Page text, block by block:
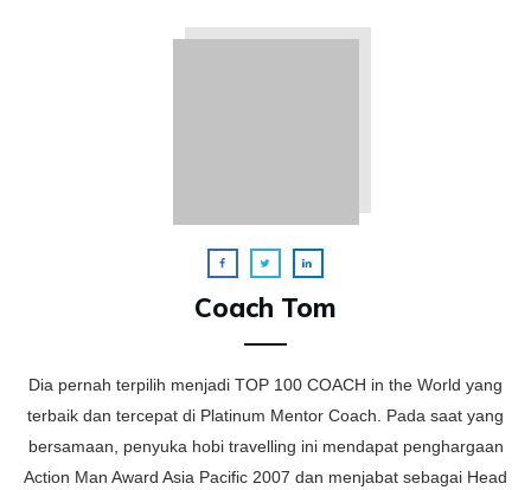
Coach Tom
Dia pernah terpilih menjadi TOP 100 COACH in the World yang
terbaik dan tercepat di Platinum Mentor Coach. Pada saat yang
bersamaan, penyuka hobi travelling ini mendapat penghargaan
Action Man Award Asia Pacific 2007 dan menjabat sebagai Head